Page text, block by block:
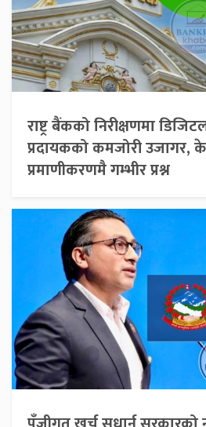
राष्ट्र बैंकको निरीक्षणमा
प्रदायकको कमजोरी उजागर,
प्रमाणीकरणमै गम्भीर प्रश्न